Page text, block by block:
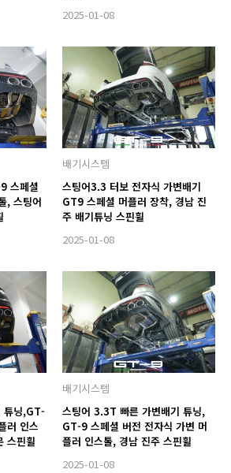
2025-01-08
스페셜
, 스팅어
배기시스템
스팅어3.3 터보 전자식 가변배기
GT9 스페셜 머플러 장착, 경남 진
주 배기튜닝 스핀휠
2025-01-08
튜닝,GT-
러 인스
스핀휠
배기시스템
스팅어 3.3T 빠른 가변배기 튜닝,
GT-9 스페셜 버전 전자식 가변 머
플러 인스톨, 경남 진주 스핀휠
2025-01-08